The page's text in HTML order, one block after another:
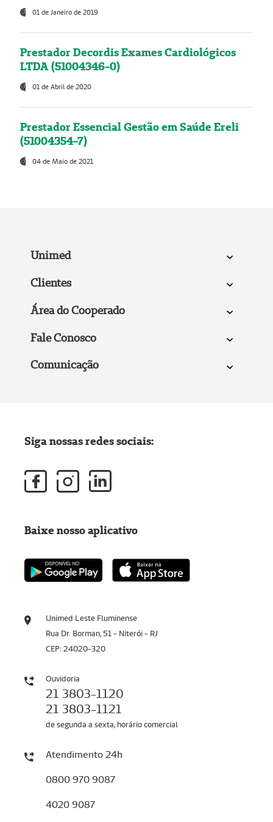
01 de Janeiro de 2019
Prestador Decordis Exames Cardiológicos
LTDA (51004346-0)
01 de Abril de 2020
Prestador Essencial Gestão em Saúde Ereli
(51004354-7)
04 de Maio de 2021
Unimed
Clientes
Área do Cooperado
Fale Conosco
Comunicação
Unimed Leste Fluminense
Rua Dr. Borman, 51 - Niterói - RJ
CEP: 24020-320
Ouvidoria
21 3803-1120
21 3803-1121
de segunda a sexta, horário comercial
Atendimento 24h
0800 970 9087
4020 9087
Siga nossas redes sociais:
Baixe nosso aplicativo